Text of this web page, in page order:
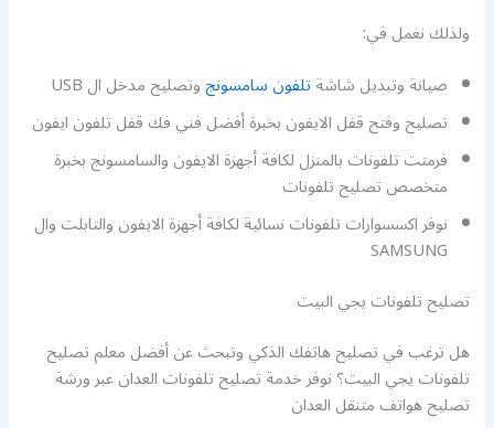
ولذلك نعمل في:
صيانة وتبديل شاشةتلفون سامسونجوتصليح مدخل ال USB
تصليح وفتح قفل الايفون بخبرة أفضل فني فك قفل تلفون ايفون
فرمتت تلفونات بالمنزل لكافة أجهزة الايفون والسامسونج بخبرة
متخصص تصليح تلفونات
نوفر اكسسوارات تلفونات نسائية لكافة أجهزة الايفون والتابلت وال
SAMSUNG
تصليح تلفونات يجي البيت
هل ترغب في تصليح هاتفك الذكي وتبحث عن أفضل معلم تصليح
تلفونات يجي البيت؟ نوفر خدمة تصليح تلفونات العدان عبر ورشة
تصليح هواتف متنقل العدان